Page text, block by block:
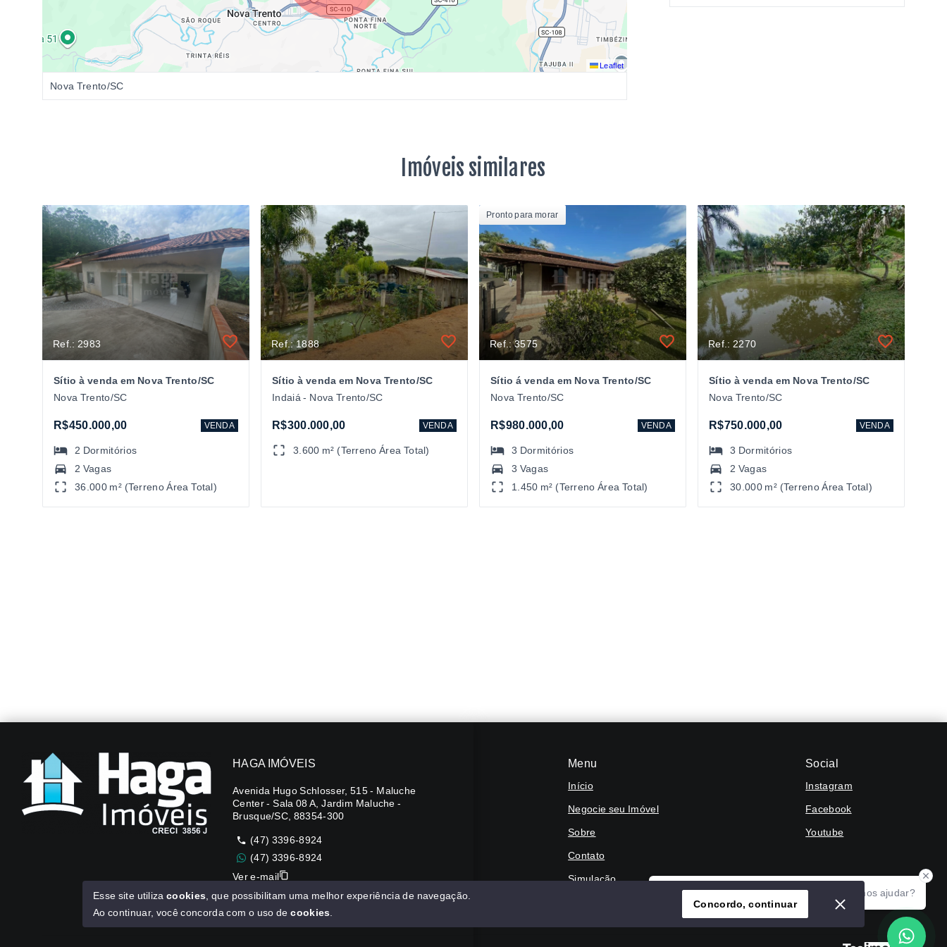
Leaflet
Nova Trento/SC
Imóveis similares
Ref.: 2983
Sítio à venda em Nova Trento/SC
Nova Trento/SC
R$450.000,00 VENDA
2 Dormitórios
2 Vagas
36.000 m² (Terreno Área Total)
Ref.: 1888
Sítio à venda em Nova Trento/SC
Indaiá - Nova Trento/SC
R$300.000,00 VENDA
3.600 m² (Terreno Área Total)
Pronto para morar
Ref.: 3575
Sítio á venda em Nova Trento/SC
Nova Trento/SC
R$980.000,00 VENDA
3 Dormitórios
3 Vagas
1.450 m² (Terreno Área Total)
Ref.: 2270
Sítio à venda em Nova Trento/SC
Nova Trento/SC
R$750.000,00 VENDA
3 Dormitórios
2 Vagas
30.000 m² (Terreno Área Total)
Olá! Agradecemos seu contato, como podemos ajudar?
Menu
Início
Negocie seu Imóvel
Sobre
Contato
Simulação
Social
Instagram
Facebook
Youtube
HAGA IMÓVEIS
Avenida Hugo Schlosser, 515 - Maluche
Center - Sala 08 A, Jardim Maluche -
Brusque/SC, 88354-300
(47) 3396-8924
(47) 3396-8924
Ver e-mail
CUB R$3.151,24
Esse site utilizacookies , que possibilitam uma melhor experiência de navegação.
Ao continuar, você concorda com o uso decookies
Concordo, continuar